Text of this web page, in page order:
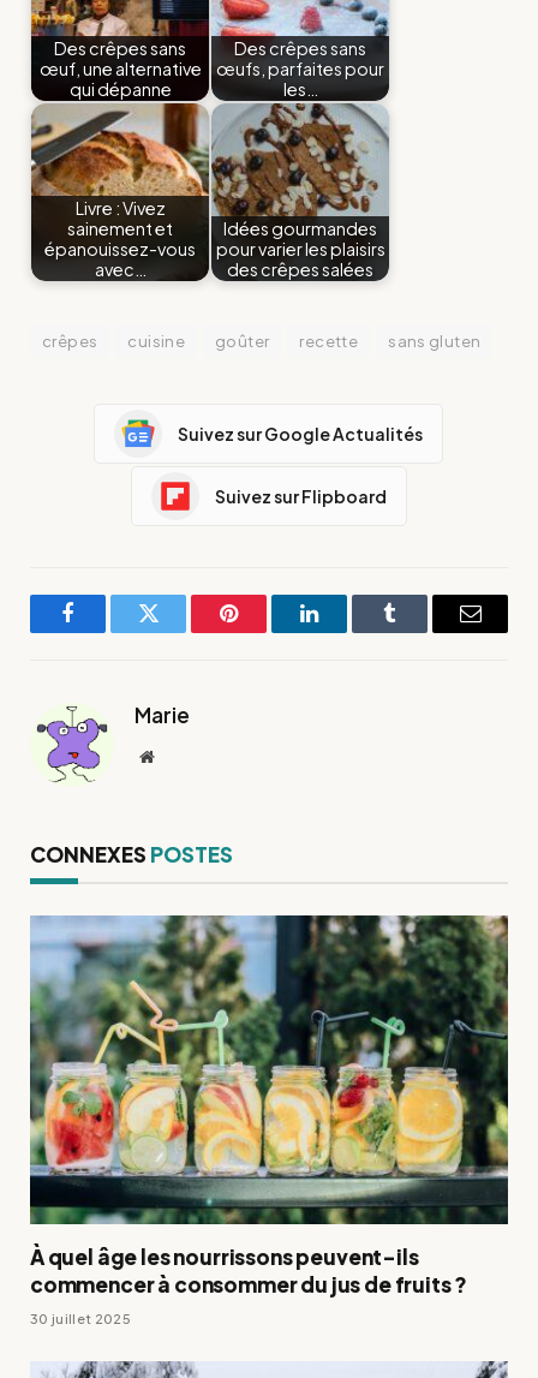
Des crêpes sans
œuf, une alternative
qui dépanne
Des crêpes sans
œufs, parfaites pour
les…
Livre : Vivez
sainement et
épanouissez-vous
avec…
Idées gourmandes
pour varier les plaisirs
des crêpes salées
crêpes cuisine goûter recette sans gluten
Suivez sur Google Actualités
Suivez sur Flipboard
FacebookTwitter Pinterest LinkedInTumblr
E-
Marie
Site
CONNEXES POSTES
À quel âge les nourrissons peuvent-ils
commencer à consommer du jus de fruits ?
30 juillet 2025